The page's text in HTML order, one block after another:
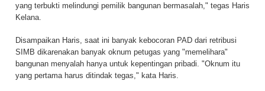
yang terbukti melindungi pemilik bangunan bermasalah," tegas Haris
Kelana.
Disampaikan Haris, saat ini banyak kebocoran PAD dari retribusi
SIMB dikarenakan banyak oknum petugas yang "memelihara"
bangunan menyalah hanya untuk kepentingan pribadi. "Oknum itu
yang pertama harus ditindak tegas," kata Haris.